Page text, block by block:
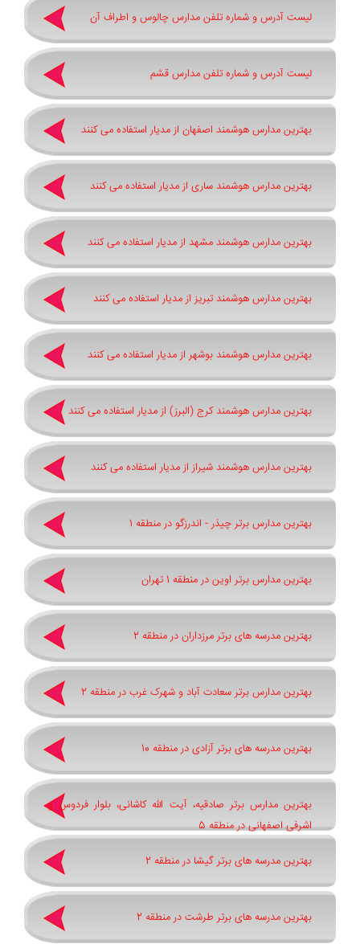
لیست آدرس و شماره تلفن مدارس چالوس و اطراف آن
لیست آدرس و شماره تلفن مدارس قشم
بهترین مدارس هوشمند اصفهان از مدیار استفاده می کنند
بهترین مدارس هوشمند ساری از مدیار استفاده می کنند
بهترین مدارس هوشمند مشهد از مدیار استفاده می کنند
بهترین مدارس هوشمند تبریز از مدیار استفاده می کنند
بهترین مدارس هوشمند بوشهر از مدیار استفاده می کنند
بهترین مدارس هوشمند کرج (البرز) از مدیار استفاده می کنند
بهترین مدارس هوشمند شیراز از مدیار استفاده می کنند
بهترین مدارس برتر چیذر - اندرزگو در منطقه 1
بهترین مدارس برتر اوین در منطقه 1 تهران
بهترین مدرسه های برتر مرزداران در منطقه 2
بهترین مدارس برتر سعادت آباد و شهرک غرب در منطقه 2
بهترین مدرسه های برتر آزادی در منطقه 10
بهترین مدارس برتر صادقیه، آیت الله کاشانی، بلوار فردوس و
اشرفی اصفهانی در منطقه 5
بهترین مدرسه های برتر گیشا در منطقه 2
بهترین مدرسه های برتر طرشت در منطقه 2